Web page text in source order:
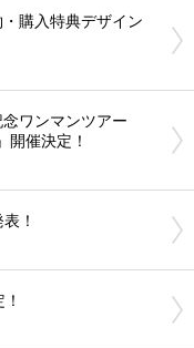
購入特典デザイン
ワンマンツアー
催決定！
！